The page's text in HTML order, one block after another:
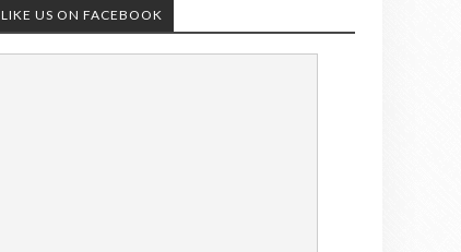
LIKE US ON FACEBOOK